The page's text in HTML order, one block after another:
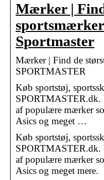
Mærker |
Sportmaster
Mærker | Find de
SPORTMASTER
Køb sportstøj,
SPORTMASTER.dk.
af populære mærker
Asics og meget …
Køb sportstøj,
SPORTMASTER.dk.
af populære mærker
Asics og meget mere.